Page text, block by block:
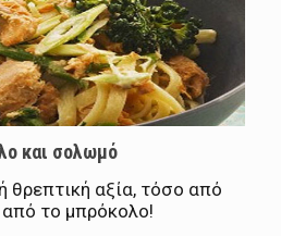
και σολωμό
θρεπτική αξία, τόσο από
το μπρόκολο!